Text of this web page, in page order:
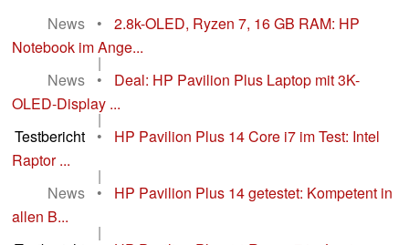
News
•
2.8k-OLED, Ryzen 7, 16 GB RAM: HP
Notebook im Ange...
|
News
•
Deal: HP Pavilion Plus Laptop mit 3K-
OLED-Display ...
|
Testbericht
•
HP Pavilion Plus 14 Core i7 im Test: Intel
Raptor ...
|
News
•
HP Pavilion Plus 14 getestet: Kompetent in
allen B...
|